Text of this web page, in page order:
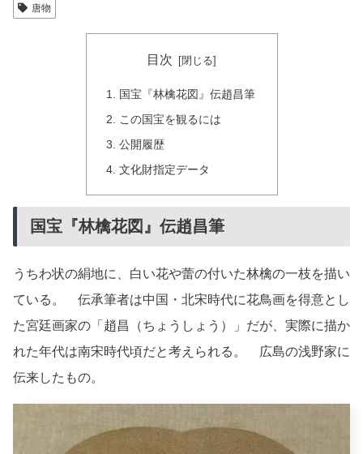
唐物
目次
国宝『林檎花図』伝趙昌筆
この国宝を観るには
公開履歴
文化財指定データ
国宝『林檎花図』伝趙昌筆
うちわ状の絹地に、白い花や蕾の付いた林檎の一枝を描い
ている。 伝承筆者は中国・北宋時代に花鳥画を得意とし
た宮廷画家の「趙昌（ちょうしょう）」だが、実際に描か
れた年代は南宋時代頃だと考えられる。 広島の浅野家に
伝来したもの。